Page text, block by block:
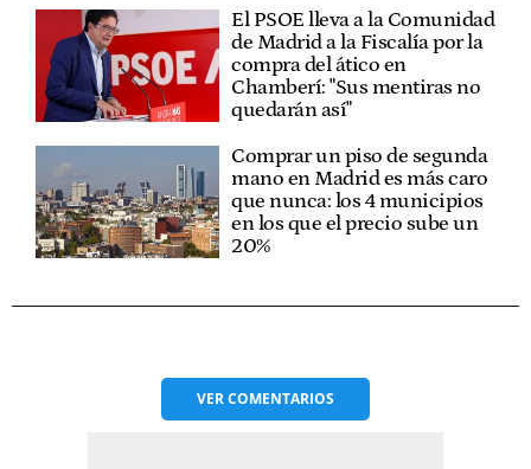
El PSOE lleva a la Comunidad
de Madrid a la Fiscalía por la
compra del ático en
Chamberí: "Sus mentiras no
quedarán así"
Comprar un piso de segunda
mano en Madrid es más caro
que nunca: los 4 municipios
en los que el precio sube un
20%
VERCOMENTARIOS